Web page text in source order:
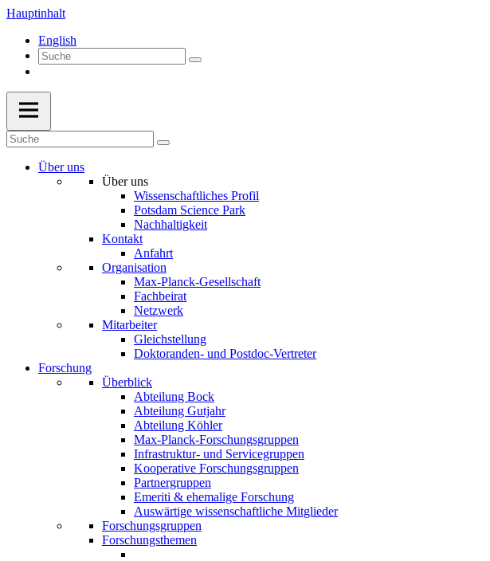
Hauptinhalt
English
Über uns
Über uns
Wissenschaftliches Profil
Potsdam Science Park
Nachhaltigkeit
Kontakt
Anfahrt
Organisation
Max-Planck-Gesellschaft
Fachbeirat
Netzwerk
Mitarbeiter
Gleichstellung
Doktoranden- und Postdoc-Vertreter
Forschung
Überblick
Abteilung Bock
Abteilung Gutjahr
Abteilung Köhler
Max-Planck-Forschungsgruppen
Infrastruktur- und Servicegruppen
Kooperative Forschungsgruppen
Partnergruppen
Emeriti & ehemalige Forschung
Auswärtige wissenschaftliche Mitglieder
Forschungsgruppen
Forschungsthemen